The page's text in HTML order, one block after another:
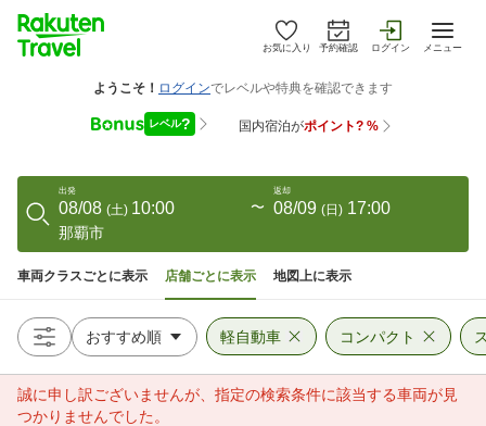
お気に入り 予約確認 ログイン メニュー
出発
08/08 (土) 10:00 〜
返却
08/09 (日 ) 17:00
那覇市
車両クラスごとに表示 店舗ごとに表示 地図上に表示
軽自動車 コンパクト
誠に申し訳ございませんが、指定の検索条件に該当する車両が見
つかりませんでした。